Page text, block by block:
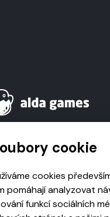
cookie
cookies
pomáhají analyzovat
funkcí sociálních